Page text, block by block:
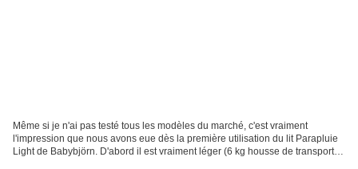
Même si je n'ai pas testé tous les modèles du marché, c'est vraiment
l'impression que nous avons eue dès la première utilisation du lit Parapluie
Light de Babybjörn. D'abord il est vraiment léger (6 kg housse de transport